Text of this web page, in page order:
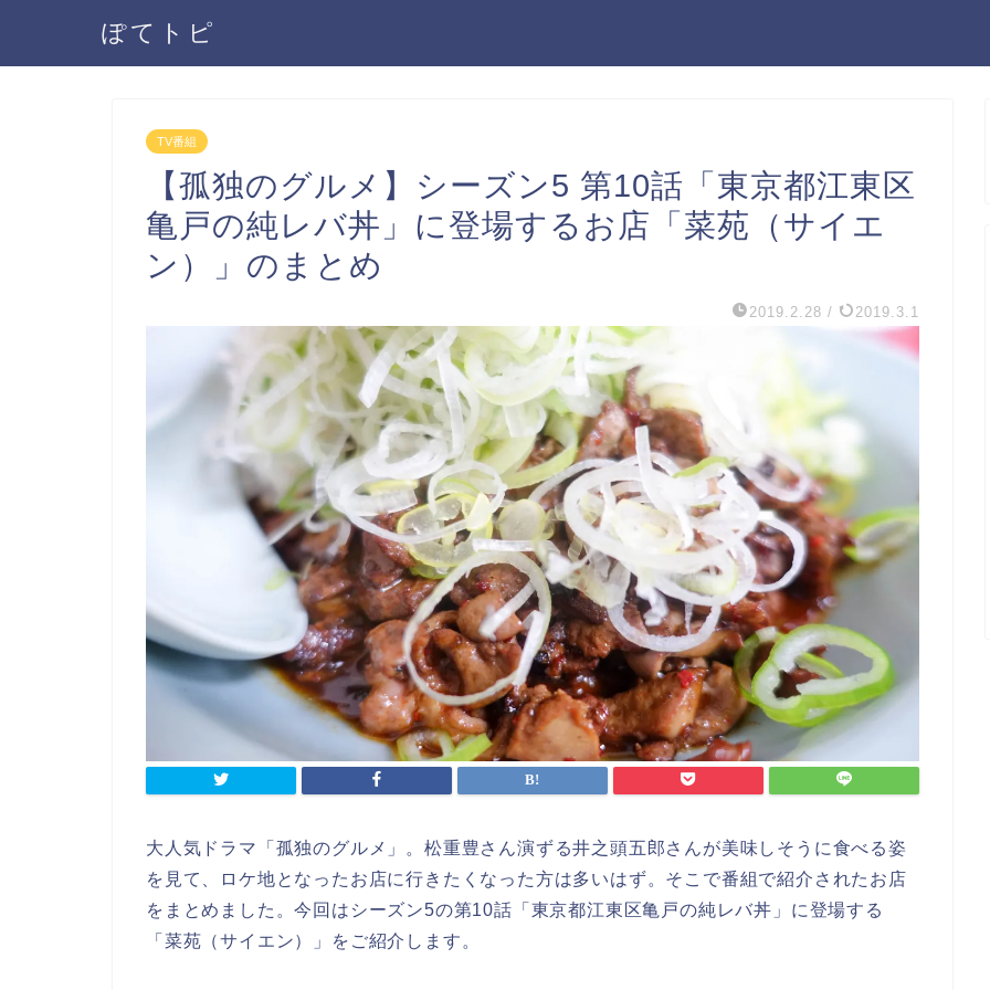
ぽてトピ
TV番組
【孤独のグルメ】シーズン5 第10話「東京都江東区
亀戸の純レバ丼」に登場するお店「菜苑（サイエ
ン）」のまとめ
2019.2.28 / 2019.3.1
大人気ドラマ「孤独のグルメ」。松重豊さん演ずる井之頭五郎さんが美味しそうに食べる姿
を見て、ロケ地となったお店に行きたくなった方は多いはず。そこで番組で紹介されたお店
をまとめました。今回はシーズン5の第10話「東京都江東区亀戸の純レバ丼」に登場する
「菜苑（サイエン）」をご紹介します。